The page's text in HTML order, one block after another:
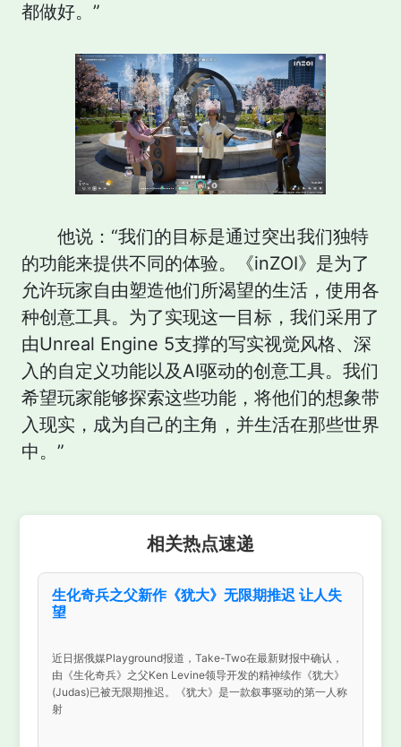
都做好。”
他说：“我们的目标是通过突出我们独特
的功能来提供不同的体验。《inZOI》是为了
允许玩家自由塑造他们所渴望的生活，使用各
种创意工具。为了实现这一目标，我们采用了
由Unreal Engine 5支撑的写实视觉风格、深
入的自定义功能以及AI驱动的创意工具。我们
希望玩家能够探索这些功能，将他们的想象带
入现实，成为自己的主角，并生活在那些世界
中。”
相关热点速递
生化奇兵之父新作《犹大》无限期推迟 让人失
望
近日据俄媒Playground报道，Take-Two在最新财报中确认，
由《生化奇兵》之父Ken Levine领导开发的精神续作《犹大》
(Judas)已被无限期推迟。《犹大》是一款叙事驱动的第一人称
射